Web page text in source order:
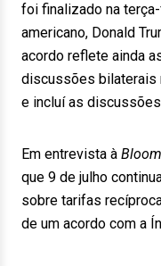
foi finalizado na
americano, Donald
acordo reflete ainda
discussões bilaterais
e incluí as
Em entrevista à
que 9 de julho
sobre tarifas
de um acordo com a